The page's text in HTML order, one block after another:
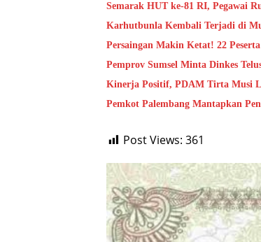
Semarak HUT ke-81 RI, Pegawai
Karhutbunla Kembali Terjadi di
Persaingan Makin Ketat! 22
Pemprov Sumsel Minta Dinkes
Kinerja Positif, PDAM Tirta Musi
Pemkot Palembang Mantapkan
Post Views: 361